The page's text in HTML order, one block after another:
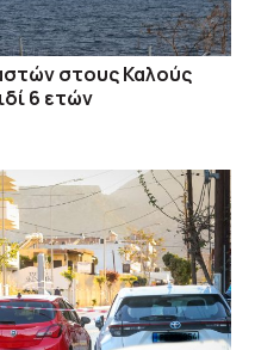
στους Καλούς
6 ετών